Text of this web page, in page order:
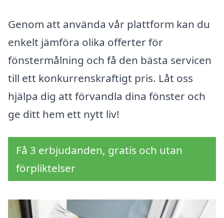
Genom att använda vår plattform kan du
enkelt jämföra olika offerter för
fönstermålning och få den bästa servicen
till ett konkurrenskraftigt pris. Låt oss
hjälpa dig att förvandla dina fönster och
ge ditt hem ett nytt liv!
Få 3 erbjudanden, gratis och utan
förpliktelser